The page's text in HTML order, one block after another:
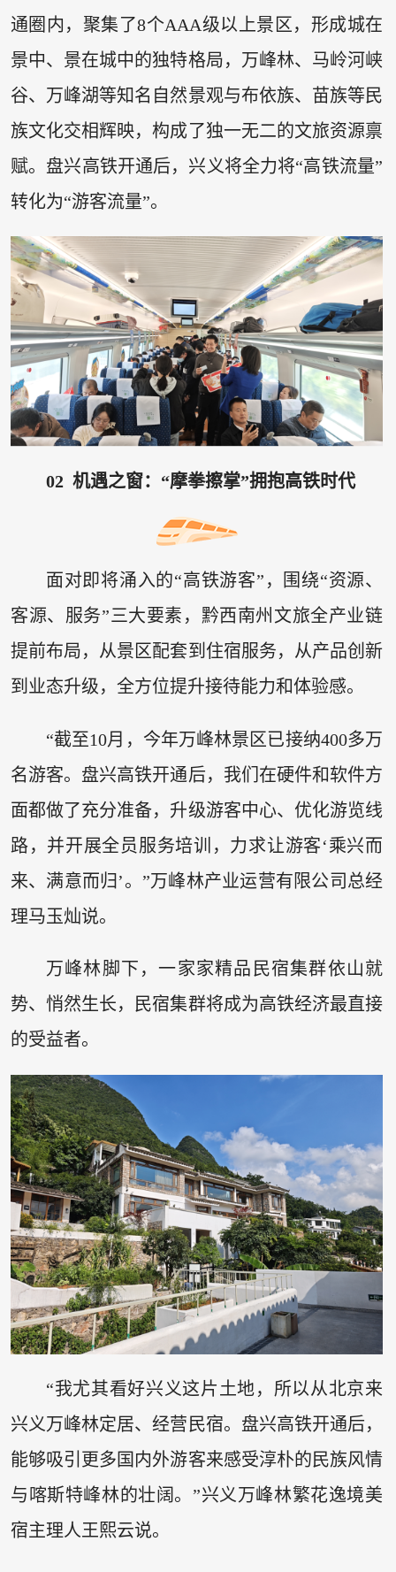
通圈内，聚集了8个AAA级以上景区，形成城在
景中、景在城中的独特格局，万峰林、马岭河峡
谷、万峰湖等知名自然景观与布依族、苗族等民
族文化交相辉映，构成了独一无二的文旅资源禀
赋。盘兴高铁开通后，兴义将全力将“高铁流量”
转化为“游客流量”。
02 机遇之窗：“摩拳擦掌”拥抱高铁时代
面对即将涌入的“高铁游客”，围绕“资源、
客源、服务”三大要素，黔西南州文旅全产业链
提前布局，从景区配套到住宿服务，从产品创新
到业态升级，全方位提升接待能力和体验感。
“截至10月，今年万峰林景区已接纳400多万
名游客。盘兴高铁开通后，我们在硬件和软件方
面都做了充分准备，升级游客中心、优化游览线
路，并开展全员服务培训，力求让游客‘乘兴而
来、满意而归’。”万峰林产业运营有限公司总经
理马玉灿说。
万峰林脚下，一家家精品民宿集群依山就
势、悄然生长，民宿集群将成为高铁经济最直接
的受益者。
“我尤其看好兴义这片土地，所以从北京来
兴义万峰林定居、经营民宿。盘兴高铁开通后，
能够吸引更多国内外游客来感受淳朴的民族风情
与喀斯特峰林的壮阔。”兴义万峰林繁花逸境美
宿主理人王熙云说。